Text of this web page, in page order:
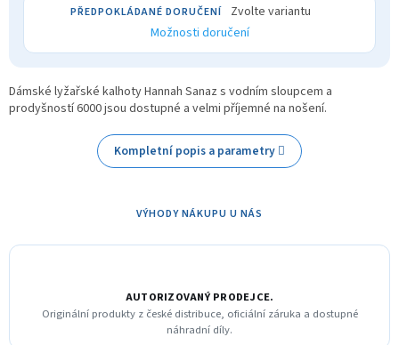
Zvolte variantu
Možnosti doručení
Dámské lyžařské kalhoty Hannah Sanaz s vodním sloupcem a
prodyšností 6000 jsou dostupné a velmi příjemné na nošení.
Kompletní popis a parametry
VÝHODY NÁKUPU U NÁS
AUTORIZOVANÝ PRODEJCE.
Originální produkty z české distribuce, oficiální záruka a dostupné
náhradní díly.